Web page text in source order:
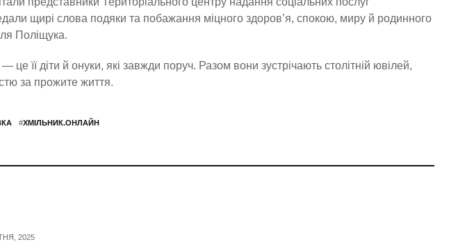
щирі слова подяки та побажання міцного здоров’я, спокою, миру й родинного
Поліщука.
її діти й онуки, які завжди поруч. Разом вони зустрічають столітній ювілей,
за прожите життя.
#ХМІЛЬНИК.ОНЛАЙН
2025